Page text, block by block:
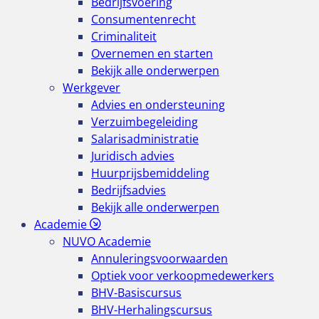
Consumentenrecht
Criminaliteit
Overnemen en starten
Bekijk alle onderwerpen
Werkgever
Advies en ondersteuning
Verzuimbegeleiding
Salarisadministratie
Juridisch advies
Huurprijsbemiddeling
Bedrijfsadvies
Bekijk alle onderwerpen
Academie
NUVO Academie
Annuleringsvoorwaarden
Optiek voor verkoopmedewerkers
BHV-Basiscursus
BHV-Herhalingscursus